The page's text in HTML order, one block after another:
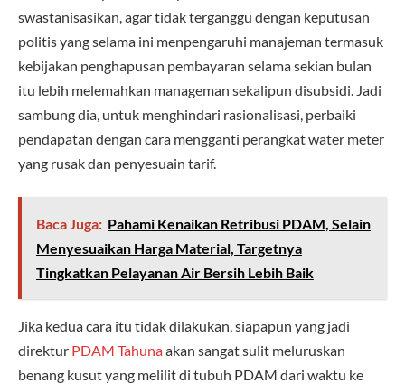
swastanisasikan, agar tidak terganggu dengan keputusan
politis yang selama ini menpengaruhi manajeman termasuk
kebijakan penghapusan pembayaran selama sekian bulan
itu lebih melemahkan manageman sekalipun disubsidi. Jadi
sambung dia, untuk menghindari rasionalisasi, perbaiki
pendapatan dengan cara mengganti perangkat water meter
yang rusak dan penyesuain tarif.
Baca Juga: Pahami Kenaikan Retribusi PDAM, Selain
Menyesuaikan Harga Material, Targetnya
Tingkatkan Pelayanan Air Bersih Lebih Baik
Jika kedua cara itu tidak dilakukan, siapapun yang jadi
direktur PDAM Tahunaakan sangat sulit meluruskan
benang kusut yang melilit di tubuh PDAM dari waktu ke